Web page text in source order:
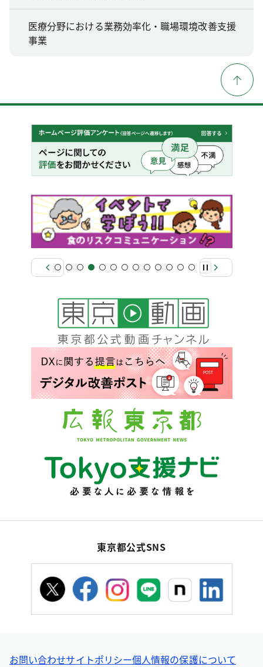
医療分野における業務効率化・職場環境改善支援
事業
東京都公式SNS
お問い合わせサイトポリシー個人情報の保護について